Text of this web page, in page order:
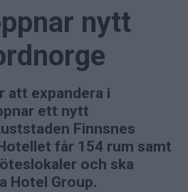
nytt
att expandera i
ett nytt
Finnsnes
får 154 rum samt
och ska
Hotel Group.